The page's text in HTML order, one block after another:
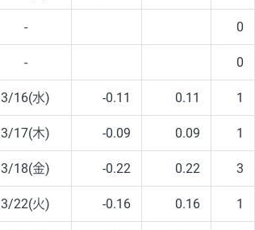
- 0
- 0
3/16(水) -0.11 0.11 1
3/17(木) -0.09 0.09 1
3/18(金) -0.22 0.22 3
3/22(火) -0.16 0.16 1